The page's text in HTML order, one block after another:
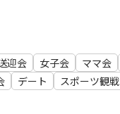
迎会 女子会 ママ会
デート スポーツ観戦